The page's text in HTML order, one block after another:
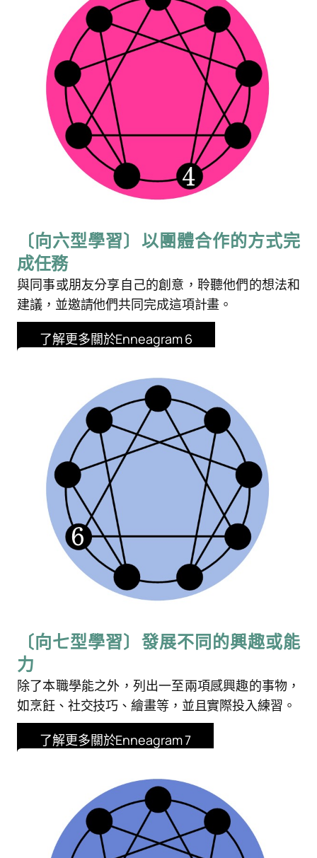
搜
搜尋
〔向六型學習〕以團體合作的方式完
成任務
與同事或朋友分享自己的創意，聆聽他們的想法和
建議，並邀請他們共同完成這項計畫。
了解更多關於Enneagram 6
〔向七型學習〕發展不同的興趣或能
力
除了本職學能之外，列出一至兩項感興趣的事物，
如烹飪、社交技巧、繪畫等，並且實際投入練習。
了解更多關於Enneagram 7